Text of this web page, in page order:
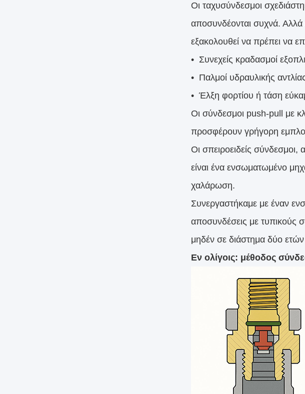
Οι ταχυσύνδεσμοι
αποσυνδέονται συχνά.
εξακολουθεί να πρέπει να
• Συνεχείς κραδασμοί
• Παλμοί υδραυλικής
• Έλξη φορτίου ή τάση
Οι σύνδεσμοι push-pull με
προσφέρουν γρήγορη
Οι σπειροειδείς
είναι ένα ενσωματωμένο
χαλάρωση.
Συνεργαστήκαμε με έναν
αποσυνδέσεις με τυπικούς
μηδέν σε διάστημα δύο
Εν ολίγοις: μέθοδος